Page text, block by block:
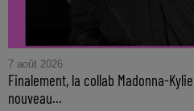
7 août 2026
Finalement, la collab Madonna-
nouveau...